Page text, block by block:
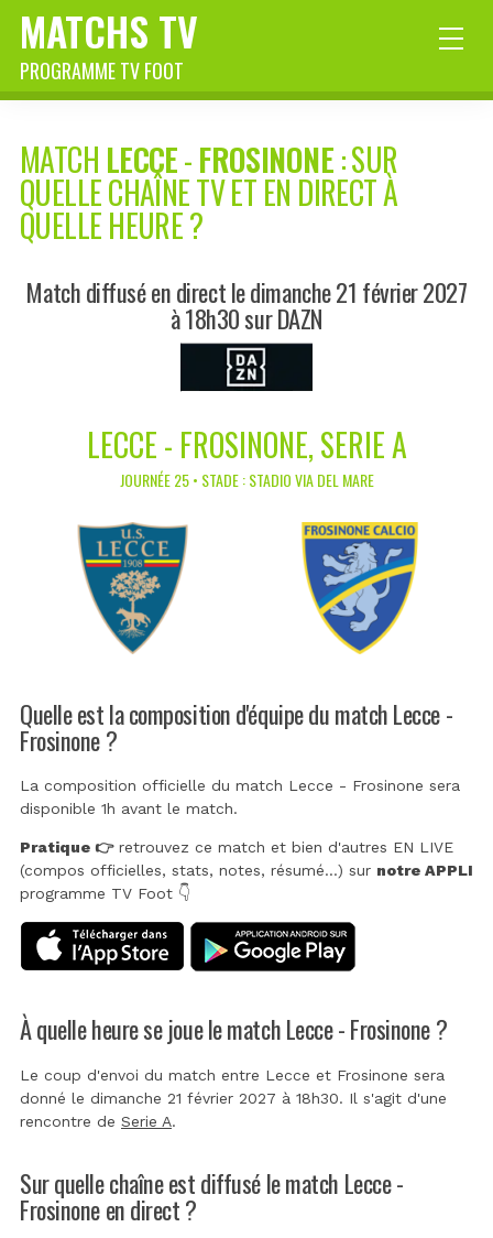
MATCHS TV
PROGRAMME TV FOOT
MATCH LECCE-FROSINONE: SUR
QUELLE CHAÎNE TV ET EN DIRECT À
QUELLE HEURE ?
Match diffusé en direct le dimanche 21 février 2027
à 18h30 sur DAZN
LECCE - FROSINONE, SERIE A
JOURNÉE 25 • STADE : STADIO VIA DEL MARE
Quelle est la composition d'équipe du match Lecce -
Frosinone ?
La composition officielle du match Lecce - Frosinone sera
disponible 1h avant le match.
Pratique 👉retrouvez ce match et bien d'autres EN LIVE
(compos officielles, stats, notes, résumé...) sur notre APPLI
programme TV Foot 👇
À quelle heure se joue le match Lecce - Frosinone ?
Le coup d'envoi du match entre Lecce et Frosinone sera
donné le dimanche 21 février 2027 à 18h30. Il s'agit d'une
rencontre de Serie A.
Sur quelle chaîne est diffusé le match Lecce -
Frosinone en direct ?